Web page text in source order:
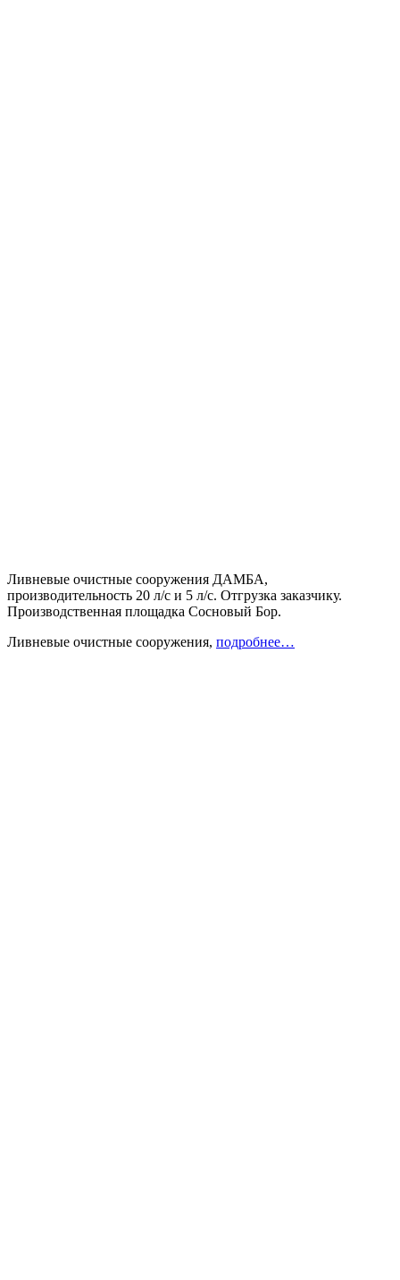
Ливневые очистные сооружения ДАМБА,
производительность 20 л/с и 5 л/с. Отгрузка заказчику.
Производственная площадка Сосновый Бор.
Ливневые очистные сооружения, подробнее…